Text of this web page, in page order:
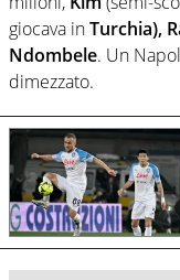
giocava inTurchia),
Ndombele. Un
dimezzato.